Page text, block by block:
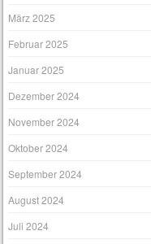
März 2025
Februar 2025
Januar 2025
Dezember 2024
November 2024
Oktober 2024
September 2024
August 2024
Juli 2024